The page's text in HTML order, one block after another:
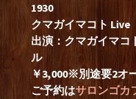
1930
クマガイマコト Live
出演：クマガイマコ
ル
￥3,000※別途要2オ
ご予約はサロンゴカ